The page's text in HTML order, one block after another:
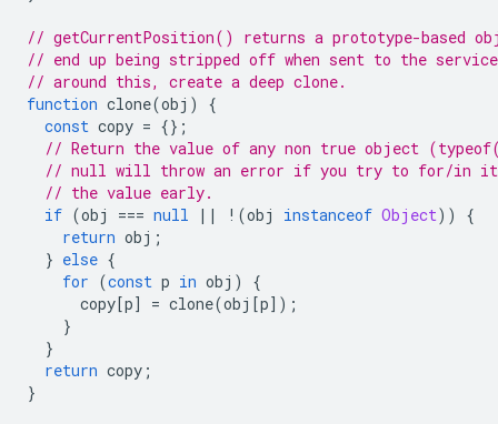
// getCurrentPosition() returns a prototype-based
// end up being stripped off when sent to the
// around this, create a deep clone.
function clone(obj )
{
const copy = {};
// Return the value of any non true object
// null will throw an error if you try to for/in
// the value early.
if (obj === null || ! (obj instanceof Object))
{
return obj ;
} else {
for (const p in obj )
{
copy[p] = clone(obj [p]);
}
}
return copy ;
}